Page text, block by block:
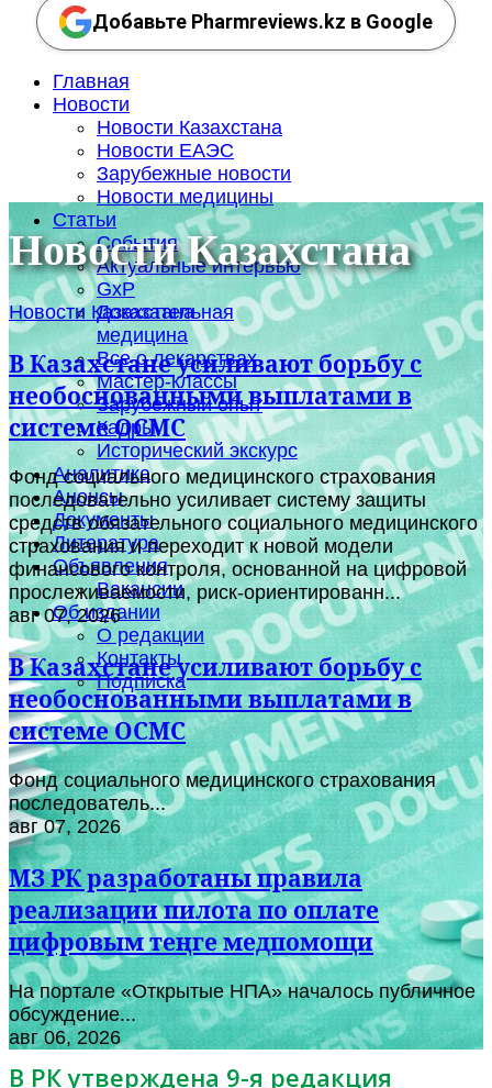
Добавьте Pharmreviews.kz в Google
Главная
Новости
Новости Казахстана
Новости ЕАЭС
Зарубежные новости
Новости медицины
Статьи
События
Актуальные интервью
GxP
Доказательная
медицина
Все о лекарствах
Мастер-классы
Зарубежный опыт
Кадры
Исторический экскурс
Аналитика
Анонсы
Документы
Литература
Объявления
Вакансии
Об издании
О редакции
Контакты
Подписка
Новости Казахстана
Новости Казахстана
В Казахстане усиливают борьбу с
необоснованными выплатами в
системе ОСМС
Фонд социального медицинского страхования
последовательно усиливает систему защиты
средств обязательного социального медицинского
страхования и переходит к новой модели
финансового контроля, основанной на цифровой
прослеживаемости, риск-ориентированн...
авг 07, 2026
В Казахстане усиливают борьбу с
необоснованными выплатами в
системе ОСМС
Фонд социального медицинского страхования
последователь...
авг 07, 2026
МЗ РК разработаны правила
реализации пилота по оплате
цифровым теңге медпомощи
На портале «Открытые НПА» началось публичное
обсуждение...
авг 06, 2026
В РК утверждена 9-я редакция